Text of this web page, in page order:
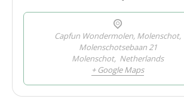
Capfun Wondermolen, Molenschot,
Molenschotsebaan 21
Molenschot, Netherlands
+ Google Maps